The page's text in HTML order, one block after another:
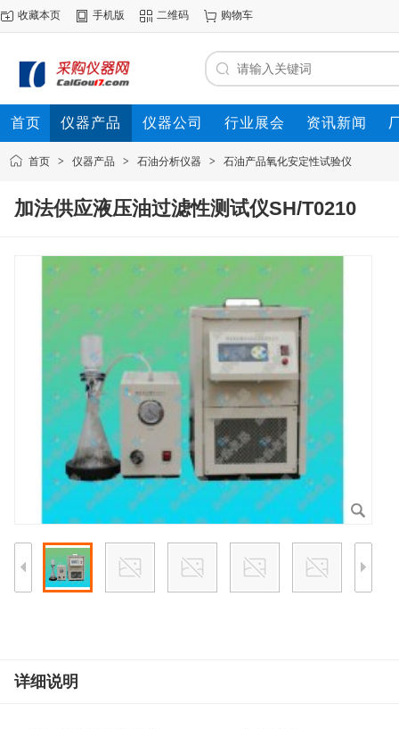
收藏本页 手机版 二维码 购物车
首页 仪器产品 仪器公司 行业展会 资讯新闻
首页 > 仪器产品 > 石油分析仪器 > 石油产品氧化安定性试验仪
加法供应液压油过滤性测试仪SH/T0210
详细说明